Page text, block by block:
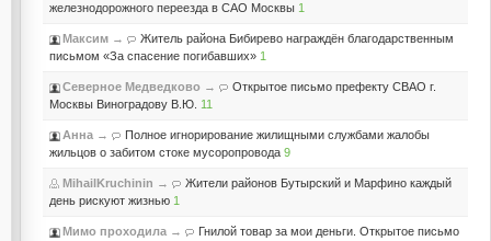
железнодорожного переезда в САО Москвы 1
Максим→
Житель района Бибирево награждён благодарственным
письмом «За спасение погибавших» 1
Северное Медведково →
Открытое письмо префекту СВАО г.
Москвы Виноградову В.Ю. 11
Анна→
Полное игнорирование жилищными службами жалобы
жильцов о забитом стоке мусоропровода 9
MihailKruchinin →
Жители районов Бутырский и Марфино каждый
день рискуют жизнью 1
Мимо проходила→
Гнилой товар за мои деньги. Открытое письмо